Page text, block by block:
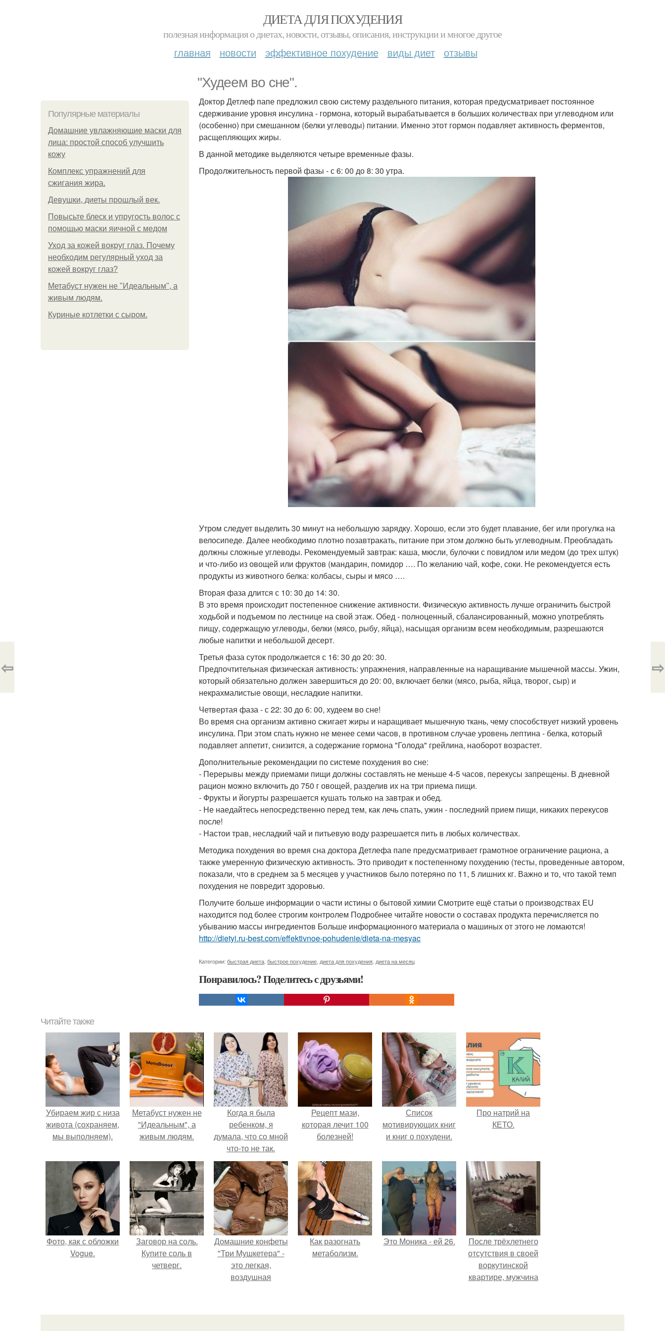
ДИЕТА ДЛЯ ПОХУДЕНИЯ
полезная информация о диетах, новости, отзывы, описания, инструкции и многое другое
главная новости эффективное похудение виды диет отзывы
"Худеем во сне".
Популярные материалы
Домашние увлажняющие маски для
лица: простой способ улучшить
кожу
Комплекс упражнений для
сжигания жира.
Девушки, диеты прошлый век.
Повысьте блеск и упругость волос с
помощью маски яичной с медом
Уход за кожей вокруг глаз. Почему
необходим регулярный уход за
кожей вокруг глаз?
Метабуст нужен не "Идеальным", а
живым людям.
Куриные котлетки с сыром.
Доктор Детлеф папе предложил свою систему раздельного питания, которая предусматривает постоянное
сдерживание уровня инсулина - гормона, который вырабатывается в больших количествах при углеводном или
(особенно) при смешанном (белки углеводы) питании. Именно этот гормон подавляет активность ферментов,
расщепляющих жиры.
В данной методике выделяются четыре временные фазы.
Продолжительность первой фазы - с 6: 00 до 8: 30 утра.
Утром следует выделить 30 минут на небольшую зарядку. Хорошо, если это будет плавание, бег или прогулка на
велосипеде. Далее необходимо плотно позавтракать, питание при этом должно быть углеводным. Преобладать
должны сложные углеводы. Рекомендуемый завтрак: каша, мюсли, булочки с повидлом или медом (до трех штук)
и что-либо из овощей или фруктов (мандарин, помидор …. По желанию чай, кофе, соки. Не рекомендуется есть
продукты из животного белка: колбасы, сыры и мясо ….
Вторая фаза длится с 10: 30 до 14: 30.
В это время происходит постепенное снижение активности. Физическую активность лучше ограничить быстрой
ходьбой и подъемом по лестнице на свой этаж. Обед - полноценный, сбалансированный, можно употреблять
пищу, содержащую углеводы, белки (мясо, рыбу, яйца), насыщая организм всем необходимым, разрешаются
любые напитки и небольшой десерт.
Третья фаза суток продолжается с 16: 30 до 20: 30.
Предпочтительная физическая активность: упражнения, направленные на наращивание мышечной массы. Ужин,
который обязательно должен завершиться до 20: 00, включает белки (мясо, рыба, яйца, творог, сыр) и
некрахмалистые овощи, несладкие напитки.
Четвертая фаза - с 22: 30 до 6: 00, худеем во сне!
Во время сна организм активно сжигает жиры и наращивает мышечную ткань, чему способствует низкий уровень
инсулина. При этом спать нужно не менее семи часов, в противном случае уровень лептина - белка, который
подавляет аппетит, снизится, а содержание гормона "Голода" грейлина, наоборот возрастет.
Дополнительные рекомендации по системе похудения во сне:
- Перерывы между приемами пищи должны составлять не меньше 4-5 часов, перекусы запрещены. В дневной
рацион можно включить до 750 г овощей, разделив их на три приема пищи.
- Фрукты и йогурты разрешается кушать только на завтрак и обед.
- Не наедайтесь непосредственно перед тем, как лечь спать, ужин - последний прием пищи, никаких перекусов
после!
- Настои трав, несладкий чай и питьевую воду разрешается пить в любых количествах.
Методика похудения во время сна доктора Детлефа папе предусматривает грамотное ограничение рациона, а
также умеренную физическую активность. Это приводит к постепенному похудению (тесты, проведенные автором,
показали, что в среднем за 5 месяцев у участников было потеряно по 11, 5 лишних кг. Важно и то, что такой темп
похудения не повредит здоровью.
Получите больше информации о части истины о бытовой химии Смотрите ещё статьи о производствах EU
находится под более строгим контролем Подробнее читайте новости о составах продукта перечисляется по
убыванию массы ингредиентов Больше информационного материала о машиных от этого не ломаются!
http://dietyi.ru-best.com/effektivnoe-pohudenie/dieta-na-mesyac
Категории: быстрая диета быстрое похудение диета для похудения диета на месяц
Понравилось? Поделитесь с друзьями!
⇦ ⇨
Читайте также
Убираем жир с низа
живота (сохраняем,
мы выполняем).
Метабуст нужен не
"Идеальным", а
живым людям.
Когда я была
ребенком, я
думала, что со мной
что-то не так.
Рецепт мази,
которая лечит 100
болезней!
Список
мотивирующих книг
и книг о похудени.
Про натрий на
КЕТО.
Фото, как с обложки
Vogue.
Заговор на соль.
Купите соль в
четверг.
Домашние конфеты
"Три Мушкетера" -
это легкая,
воздушная
молочным
Как разогнать
метаболизм.
Это Моника - ей 26.
После трёхлетнего
отсутствия в своей
воркутинской
квартире, мужчина
жилище стало